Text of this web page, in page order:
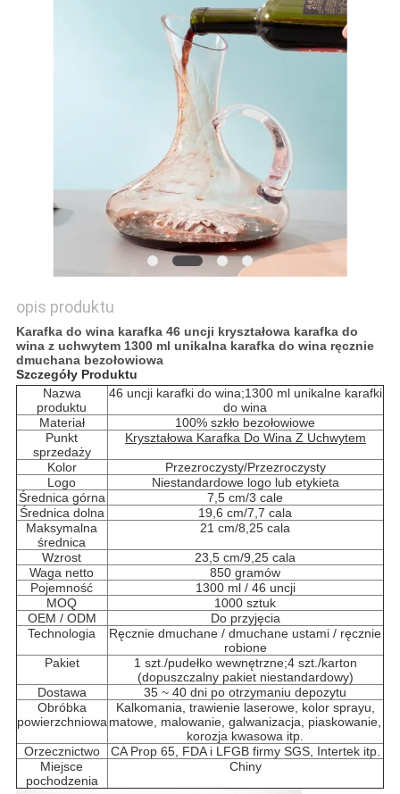
opis produktu
Karafka do wina karafka 46 uncji kryształowa karafka do
wina z uchwytem 1300 ml unikalna karafka do wina ręcznie
dmuchana bezołowiowa
Szczegóły Produktu
Nazwa
produktu
46 uncji karafki do wina;1300 ml unikalne karafki
do wina
Materiał
100% szkło bezołowiowe
Punkt
sprzedaży
Kryształowa Karafka Do Wina Z Uchwytem
Kolor
Przezroczysty/Przezroczysty
Logo
Niestandardowe logo lub etykieta
Średnica górna
7,5 cm/3 cale
Średnica dolna
19,6 cm/7,7 cala
Maksymalna
średnica
21 cm/8,25 cala
Wzrost
23,5 cm/9,25 cala
Waga netto
850 gramów
Pojemność
1300 ml / 46 uncji
MOQ
1000 sztuk
OEM / ODM
Do przyjęcia
Technologia
Ręcznie dmuchane / dmuchane ustami / ręcznie
robione
Pakiet
1 szt./pudełko wewnętrzne;4 szt./karton
(dopuszczalny pakiet niestandardowy)
Dostawa
35 ~ 40 dni po otrzymaniu depozytu
Obróbka
powierzchniowa
Kalkomania, trawienie laserowe, kolor sprayu,
matowe, malowanie, galwanizacja, piaskowanie,
korozja kwasowa itp.
Orzecznictwo
CA Prop 65, FDA i LFGB firmy SGS, Intertek itp.
Miejsce
pochodzenia
Chiny